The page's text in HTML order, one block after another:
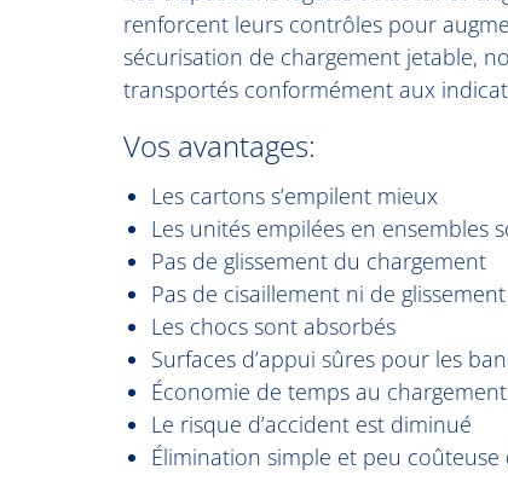
renforcent leurs contrôles pour
sécurisation de chargement jetable,
transportés conformément aux
Vos avantages:
Les cartons s’empilent mieux
Les unités empilées en ensembles
Pas de glissement du chargement
Pas de cisaillement ni de
Les chocs sont absorbés
Surfaces d’appui sûres pour les
Économie de temps au
Le risque d’accident est diminué
Élimination simple et peu